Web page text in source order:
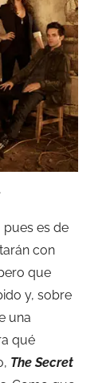
pues es de
con
que
y, sobre
una
qué
The Secret